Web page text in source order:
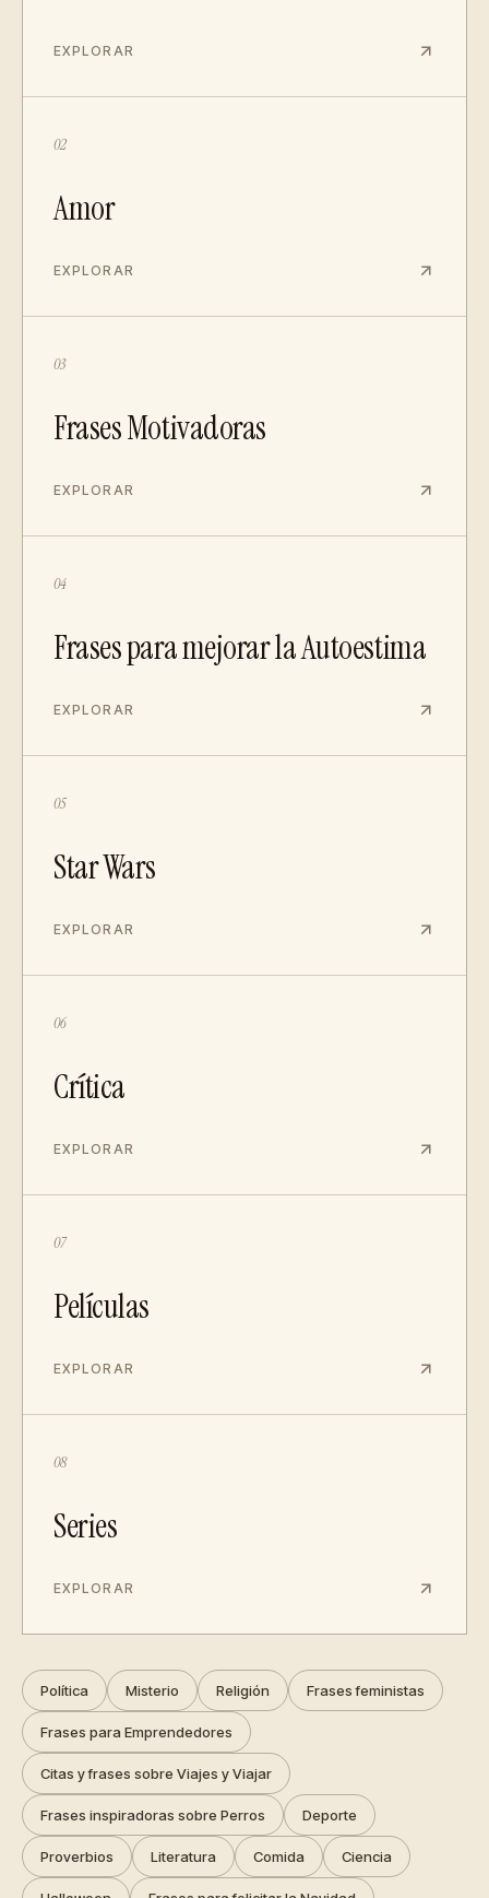
EXPLORAR
02
Amor
EXPLORAR
03
Frases Motivadoras
EXPLORAR
04
Frases para mejorar la Autoestima
EXPLORAR
05
Star Wars
EXPLORAR
06
Crítica
EXPLORAR
07
Películas
EXPLORAR
08
Series
EXPLORAR
Política Misterio Religión Frases feministas
Frases para Emprendedores
Citas y frases sobre Viajes y Viajar
Frases inspiradoras sobre Perros Deporte
Proverbios Literatura Comida Ciencia